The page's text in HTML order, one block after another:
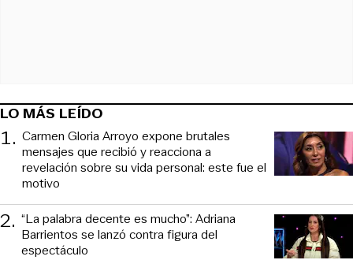
LO MÁS LEÍDO
1. Carmen Gloria Arroyo expone brutales
mensajes que recibió y reacciona a
revelación sobre su vida personal: este fue el
motivo
2. “La palabra decente es mucho”: Adriana
Barrientos se lanzó contra figura del
espectáculo